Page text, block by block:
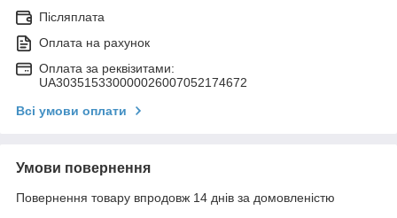
Післяплата
Оплата на рахунок
Оплата за реквізитами:
UA303515330000026007052174672
Всі умови оплати
Умови повернення
Повернення товару впродовж 14 днів за домовленістю